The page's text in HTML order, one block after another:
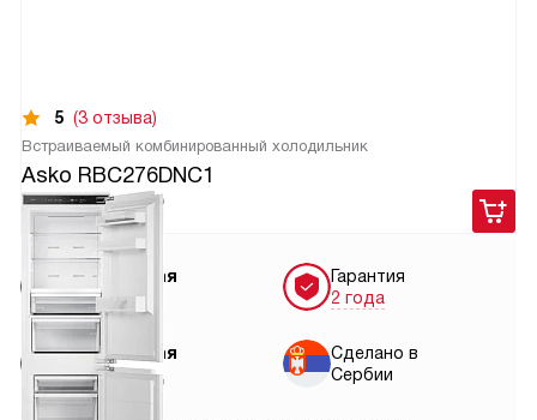
5 (3 отзыва)
Встраиваемый комбинированный холодильник
Asko RBC276DNC1
129 900руб.
Бесплатная
доставка
Бесплатная
установка
Гарантия
2 года
Сделано в
Сербии